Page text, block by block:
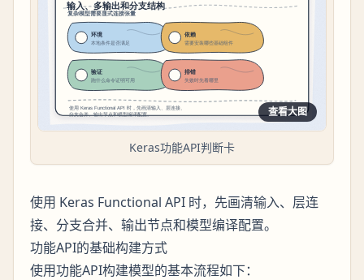
查看大图
Keras功能API判断卡
使用 Keras Functional API 时，先画清输入、层连
接、分支合并、输出节点和模型编译配置。
功能API的基础构建方式
使用功能API构建模型的基本流程如下：